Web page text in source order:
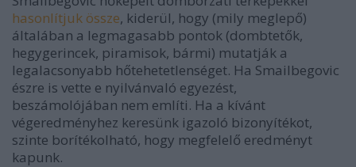
hasonlítjuk össze, kiderül, hogy (mily meglepő)
általában a legmagasabb pontok (dombtetők,
hegygerincek, piramisok, bármi) mutatják a
legalacsonyabb hőtehetetlenséget. Ha Smailbegovic
észre is vette e nyilvánvaló egyezést,
beszámolójában nem említi. Ha a kívánt
végeredményhez keresünk igazoló bizonyítékot,
szinte borítékolható, hogy megfelelő eredményt
kapunk.